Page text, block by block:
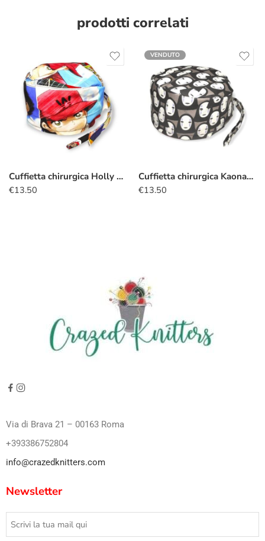
prodotti correlati
Cuffietta chirurgica Holly e Benji
€13.50
VENDUTO
Cuffietta chirurgica Kaonashi
€13.50
Via di Brava 21 – 00163 Roma
+393386752804
info@crazedknitters.com
Newsletter